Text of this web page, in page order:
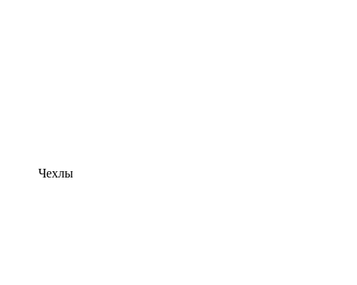
Чехлы